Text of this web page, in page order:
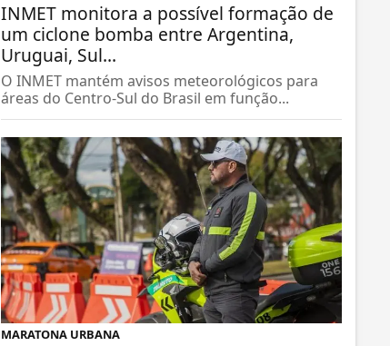
INMET monitora a possível formação de
um ciclone bomba entre Argentina,
Uruguai, Sul...
O INMET mantém avisos meteorológicos para
áreas do Centro-Sul do Brasil em função...
MARATONA URBANA